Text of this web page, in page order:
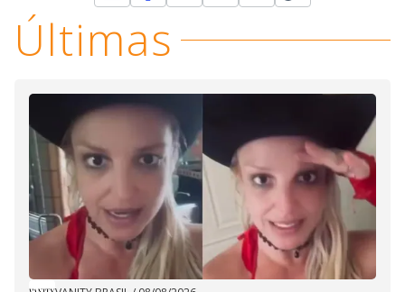
Últimas